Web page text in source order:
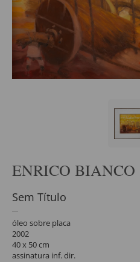
ENRICO BIANCO
Sem Título
óleo sobre placa
2002
40 x 50 cm
assinatura inf. dir.